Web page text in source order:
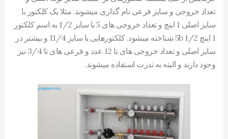
تعداد خروجی و سایز فرعی نام گذاری میشوند. مثلا یک کلکتور با
سایز اصلی 1 اینچ و تعداد خروجی های 5 با سایز 1/2 به اسم کلکتور
1 اینچ 5b 1/2 شناخته میشود. کلکتورهایی با سایز 11/4 و بیشتر در
سایز اصلی و تعداد خروجی های تا 12 عدد و فرعی های تا 3/4 نیز
وجود دارند و البته به ندرت استفاده میشوند.